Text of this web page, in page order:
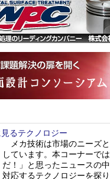
るテクノロジー
メカ技術は市場のニーズ
しています。本コーナーで
だ！」と思ったニュースの
対応するテクノロジーを探り